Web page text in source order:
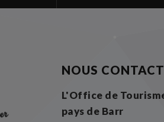
NOUS
L'Office de
pays de Barr